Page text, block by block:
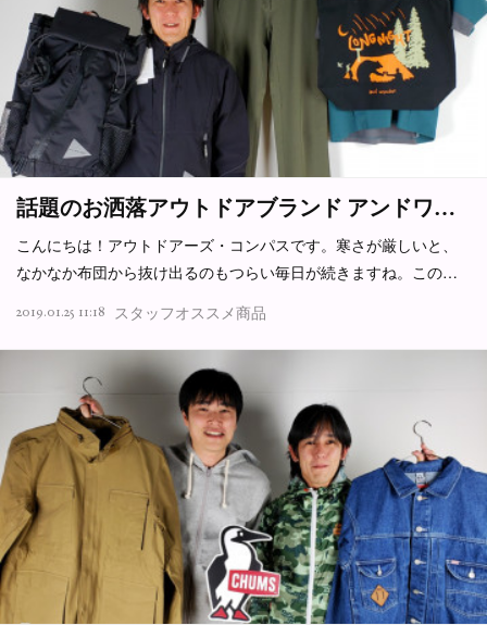
話題のお洒落アウトドアブランド アンドワ…
こんにちは！アウトドアーズ・コンパスです。寒さが厳しいと、
なかなか布団から抜け出るのもつらい毎日が続きますね。この…
2019.01.25 11:18 スタッフオススメ商品